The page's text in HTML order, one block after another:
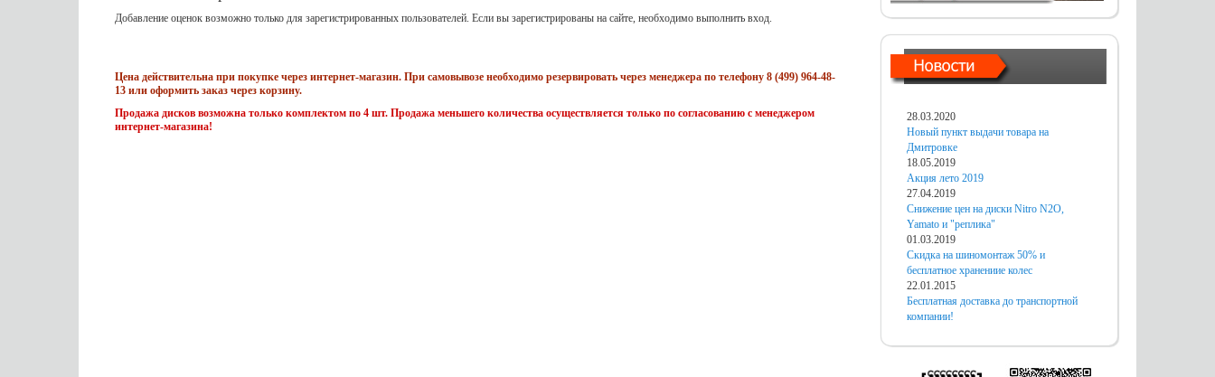
Добавление оценок возможно только для зарегистрированных пользователей. Если вы зарегистрированы на сайте, необходимо выполнить вход.
Цена действительна при покупке через интернет-магазин. При самовывозе необходимо резервировать через менеджера по телефону 8 (499) 964-48-
13 или оформить заказ через корзину.
Продажа дисков возможна только комплектом по 4 шт. Продажа меньшего количества осуществляется только по согласованию с менеджером
интернет-магазина!
28.03.2020
Новый пункт выдачи товара на
Дмитровке
18.05.2019
Акция лето 2019
27.04.2019
Снижение цен на диски Nitro N2O,
Yamato и "реплика"
01.03.2019
Скидка на шиномонтаж 50% и
бесплатное хранениие колес
22.01.2015
Бесплатная доставка до транспортной
компании!